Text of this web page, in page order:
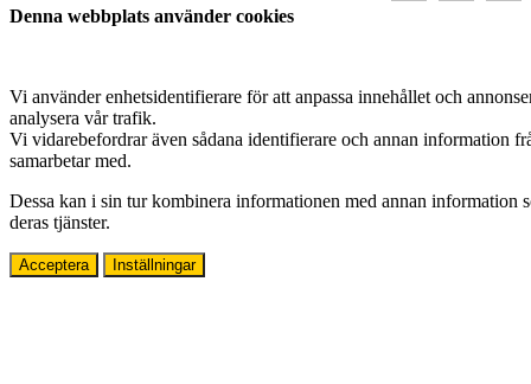
Denna webbplats använder cookies
Vi använder enhetsidentifierare för att anpassa innehållet och
analysera vår trafik.
Vi vidarebefordrar även sådana identifierare och annan information
samarbetar med.
Dessa kan i sin tur kombinera informationen med annan information
deras tjänster.
Acceptera Inställningar